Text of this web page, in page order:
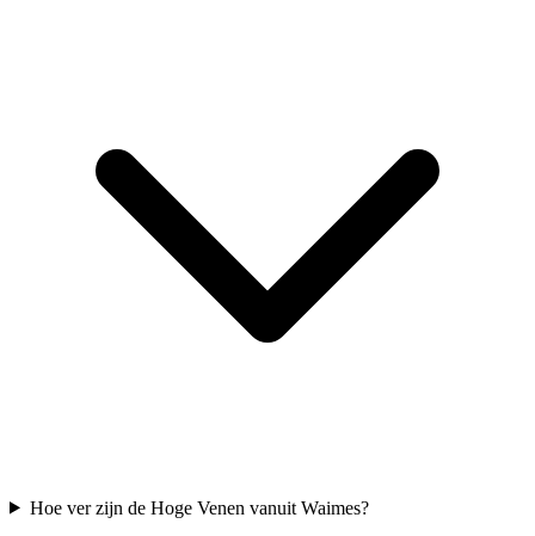
Hoe ver zijn de Hoge Venen vanuit Waimes?